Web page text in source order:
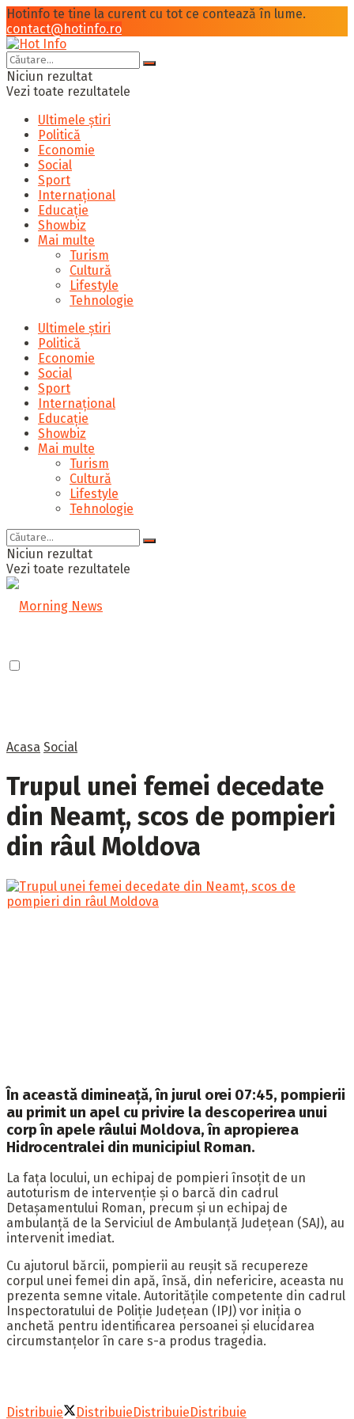
Hotinfo te tine la curent cu tot ce contează în lume.
contact@hotinfo.ro
Niciun rezultat
Vezi toate rezultatele
Ultimele știri
Politică
Economie
Social
Sport
Internațional
Educație
Showbiz
Mai multe
Turism
Cultură
Lifestyle
Tehnologie
Ultimele știri
Politică
Economie
Social
Sport
Internațional
Educație
Showbiz
Mai multe
Turism
Cultură
Lifestyle
Tehnologie
Niciun rezultat
Vezi toate rezultatele
Acasa Social
Trupul unei femei decedate
din Neamț, scos de pompieri
din râul Moldova
În această dimineață, în jurul orei 07:45, pompierii
au primit un apel cu privire la descoperirea unui
corp în apele râului Moldova, în apropierea
Hidrocentralei din municipiul Roman.
La fața locului, un echipaj de pompieri însoțit de un
autoturism de intervenție și o barcă din cadrul
Detașamentului Roman, precum și un echipaj de
ambulanță de la Serviciul de Ambulanță Județean (SAJ), au
intervenit imediat.
Cu ajutorul bărcii, pompierii au reușit să recupereze
corpul unei femei din apă, însă, din nefericire, aceasta nu
prezenta semne vitale. Autoritățile competente din cadrul
Inspectoratului de Poliție Județean (IPJ) vor iniția o
anchetă pentru identificarea persoanei și elucidarea
circumstanțelor în care s-a produs tragedia.
Distribuie Distribuie Distribuie Distribuie